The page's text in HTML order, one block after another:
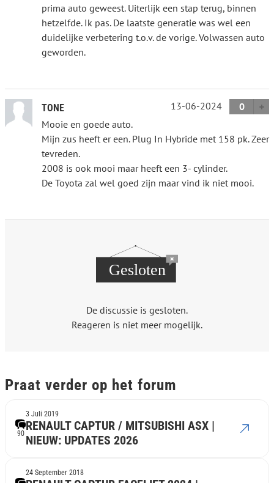
prima auto geweest. Uiterlijk een stap terug, binnen
hetzelfde. Ik pas. De laatste generatie was wel een
duidelijke verbetering t.o.v. de vorige. Volwassen auto
geworden.
TONE 13-06-2024
0
Mooie en goede auto.
Mijn zus heeft er een. Plug In Hybride met 158 pk. Zeer
tevreden.
2008 is ook mooi maar heeft een 3- cylinder.
De Toyota zal wel goed zijn maar vind ik niet mooi.
De discussie is gesloten.
Reageren is niet meer mogelijk.
Praat verder op het forum
90
RENAULT CAPTUR / MITSUBISHI ASX |
NIEUW: UPDATES 2026
3 Juli 2019
24 September 2018